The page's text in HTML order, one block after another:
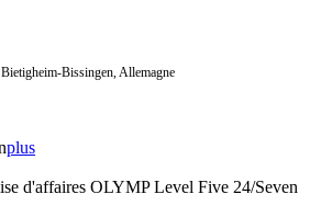
Bissingen, Allemagne
plus
d'affaires OLYMP Level Five 24/Seven